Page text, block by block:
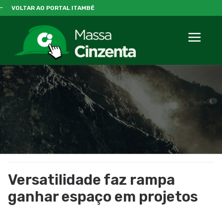
VOLTAR AO PORTAL ITAMBÉ
Versatilidade faz rampa
ganhar espaço em projetos